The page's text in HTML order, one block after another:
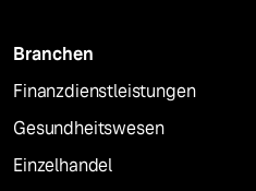
Branchen
Finanzdienstleistungen
Gesundheitswesen
Einzelhandel